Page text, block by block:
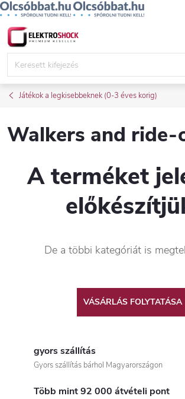
Ugrás
Játékok a legkisebbeknek (0-3 éves korig)
Walkers and ride-
A terméket
De a többi kategóriát is
VÁSÁRLÁS FOLYTATÁSA
gyors szállítás
Gyors szállítás bárhol Magyarországon
Több mint 92 000 átvételi pont